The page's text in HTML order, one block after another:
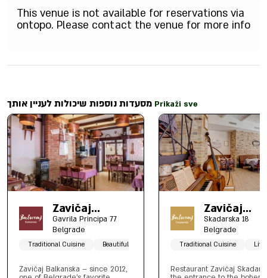
This venue is not available for reservations via
ontopo. Please contact the venue for more info
Prikaži sve
Zavičaj
Balkanska
Gavrila Principa 77
Belgrade
Traditional Cuisine Beautiful garden
Zavičaj Balkanska – since 2012,
Zavičaj
Skadarlija
Skadarska 18
Belgrade
Traditional Cuisine
Restaurant Zavičaj